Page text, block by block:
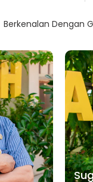
Berkenalan Dengan